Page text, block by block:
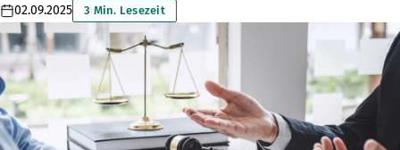
02.09.2025 3 Min. Lesezeit